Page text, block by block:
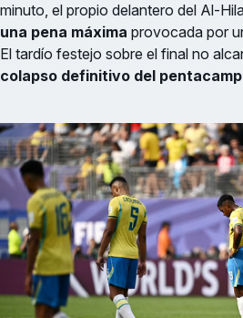
minuto, el propio delantero del Al-
una pena máxima provocada por
El tardío festejo sobre el final no
colapso definitivo del